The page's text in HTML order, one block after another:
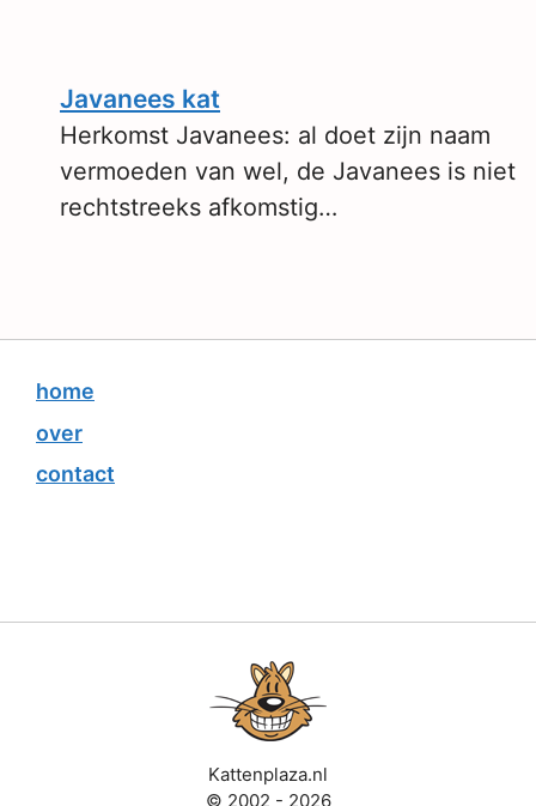
Javanees kat
Herkomst Javanees: al doet zijn naam
vermoeden van wel, de Javanees is niet
rechtstreeks afkomstig…
home
over
contact
Kattenplaza.nl
© 2002 - 2026